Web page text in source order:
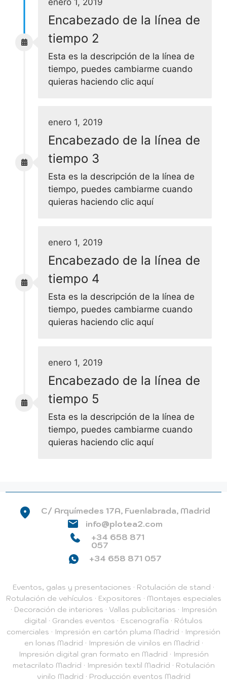
enero 1, 2019
Encabezado de la línea de
tiempo 2
Esta es la descripción de la línea de
tiempo, puedes cambiarme cuando
quieras haciendo clic aquí
enero 1, 2019
Encabezado de la línea de
tiempo 3
Esta es la descripción de la línea de
tiempo, puedes cambiarme cuando
quieras haciendo clic aquí
enero 1, 2019
Encabezado de la línea de
tiempo 4
Esta es la descripción de la línea de
tiempo, puedes cambiarme cuando
quieras haciendo clic aquí
enero 1, 2019
Encabezado de la línea de
tiempo 5
Esta es la descripción de la línea de
tiempo, puedes cambiarme cuando
quieras haciendo clic aquí
C/ Arquímedes 17A, Fuenlabrada, Madrid
info@plotea2.com
+34 658 871
057
+34 658 871 057
Eventos, galas y presentaciones · Rotulación de stand ·
Rotulación de vehículos · Expositores · Montajes especiales
· Decoración de interiores · Vallas publicitarias · Impresión
digital · Grandes eventos · Escenografía · Rótulos
comerciales · Impresión en cartón pluma Madrid · Impresión
en lonas Madrid · Impresión de vinilos en Madrid ·
Impresión digital gran formato en Madrid · Impresión
metacrilato Madrid · Impresión textil Madrid · Rotulación
vinilo Madrid · Producción eventos Madrid